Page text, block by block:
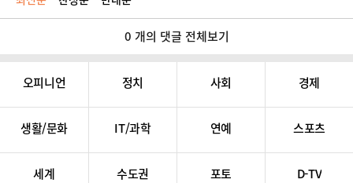
0 개의 댓글 전체보기
오피니언 정치 사회 경제
생활/문화 IT/과학 연예 스포츠
세계 수도권 포토 D-TV